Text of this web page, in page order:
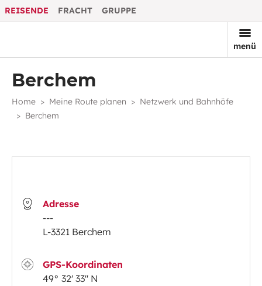
REISENDE FRACHT GRUPPE
menü
Berchem
Home Meine Route planen
Netzwerk und Bahnhöfe
Berchem
Adresse
---
L-3321 Berchem
GPS-Koordinaten
49° 32' 33'' N